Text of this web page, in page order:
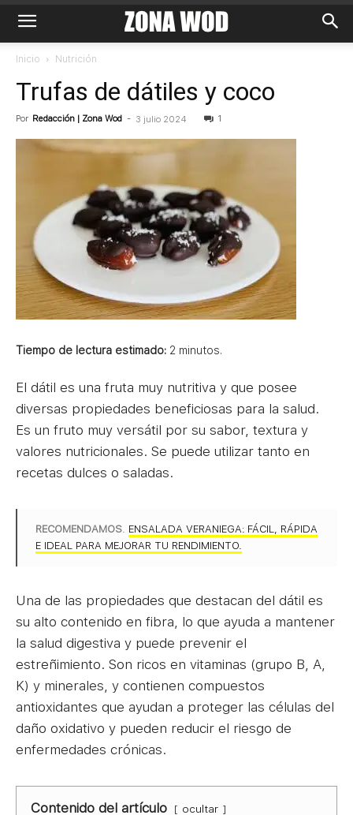
Inicio Nutrición
Trufas de dátiles y coco
Por Redacción | Zona Wod - 3 julio 2024 1
Tiempo de lectura estimado: 2 minutos.
El dátil es una fruta muy nutritiva y que posee
diversas propiedades beneficiosas para la salud.
Es un fruto muy versátil por su sabor, textura y
valores nutricionales. Se puede utilizar tanto en
recetas dulces o saladas.
RECOMENDAMOS. ENSALADA VERANIEGA: FÁCIL, RÁPIDA
E IDEAL PARA MEJORAR TU RENDIMIENTO.
Una de las propiedades que destacan del dátil es
su alto contenido en fibra, lo que ayuda a mantener
la salud digestiva y puede prevenir el
estreñimiento. Son ricos en vitaminas (grupo B, A,
K) y minerales, y contienen compuestos
antioxidantes que ayudan a proteger las células del
daño oxidativo y pueden reducir el riesgo de
enfermedades crónicas.
Contenido del artículo ocultar